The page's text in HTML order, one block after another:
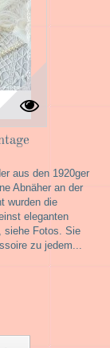
aus den 1920ger
Abnäher an der
wurden die
eleganten
siehe Fotos. Sie
zu jedem...